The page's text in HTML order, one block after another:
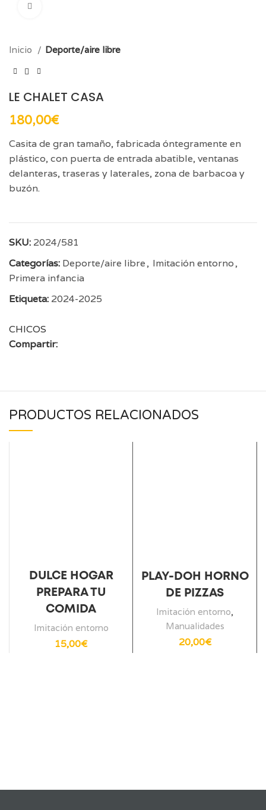
Inicio Deporte/aire libre
LE CHALET CASA
180,00€
Casita de gran tamaño, fabricada óntegramente en
plástico, con puerta de entrada abatible, ventanas
delanteras, traseras y laterales, zona de barbacoa y
buzón.
SKU: 2024/581
Categorías: Deporte/aire libre, Imitación entorno,
Primera infancia
Etiqueta: 2024-2025
CHICOS
Compartir:
PRODUCTOS RELACIONADOS
DULCE HOGAR
PREPARA TU
COMIDA
Imitación entorno
15,00€
PLAY-DOH HORNO
DE PIZZAS
Imitación entorno,
Manualidades
20,00€